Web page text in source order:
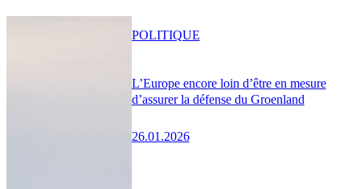
L’Europe encore loin d’être en mesure
d’assurer la défense du Groenland
26.01.2026
POLITIQUE